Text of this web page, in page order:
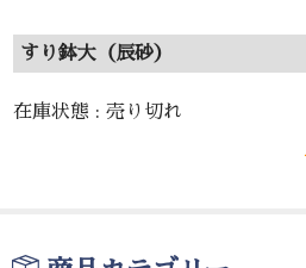
すり鉢大（辰砂）
在庫状態 : 売り切れ